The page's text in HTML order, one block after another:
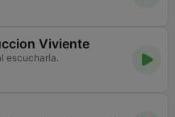
Viviente
escucharla.